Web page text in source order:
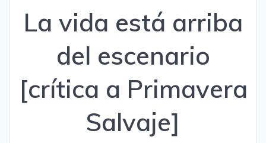
La vida está arriba
del escenario
[crítica a Primavera
Salvaje]